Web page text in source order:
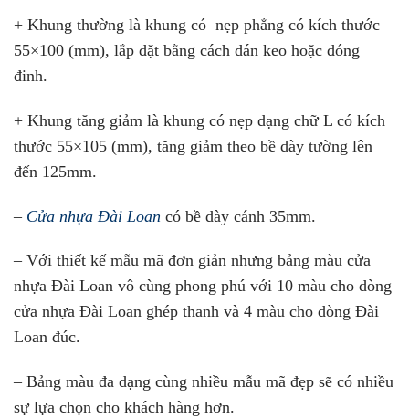
+ Khung thường là khung có nẹp phẳng có kích thước
55×100 (mm), lắp đặt bằng cách dán keo hoặc đóng
đinh.
+ Khung tăng giảm là khung có nẹp dạng chữ L có kích
thước 55×105 (mm), tăng giảm theo bề dày tường lên
đến 125mm.
– Cửa nhựa Đài Loan có bề dày cánh 35mm.
– Với thiết kế mẫu mã đơn giản nhưng bảng màu cửa
nhựa Đài Loan vô cùng phong phú với 10 màu cho dòng
cửa nhựa Đài Loan ghép thanh và 4 màu cho dòng Đài
Loan đúc.
– Bảng màu đa dạng cùng nhiều mẫu mã đẹp sẽ có nhiều
sự lựa chọn cho khách hàng hơn.